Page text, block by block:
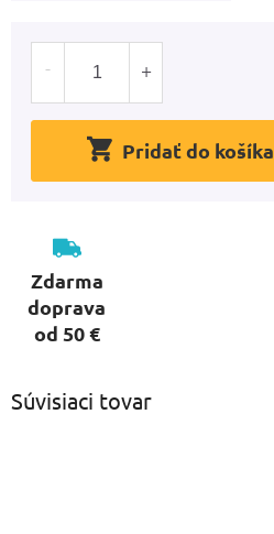
Pridať do košíka
Zdarma
doprava
od 50 €
Súvisiaci tovar